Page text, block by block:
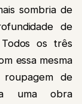
sombria de
de
Todos os três
essa mesma
de
uma obra